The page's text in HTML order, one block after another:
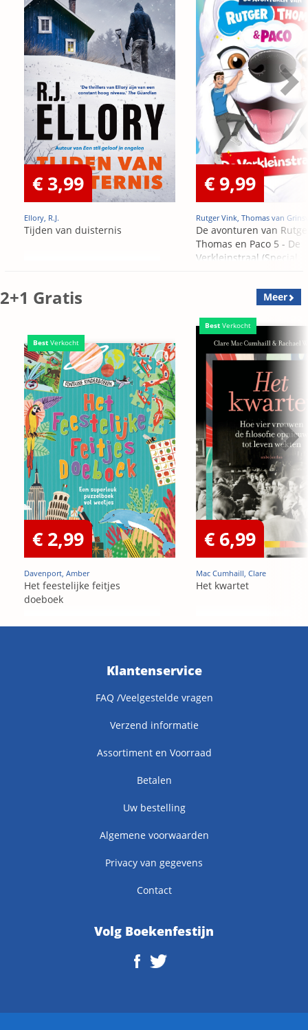
€ 3,99
Ellory, R.J.
Tijden van duisternis
€ 9,99
Rutger Vink, Thomas van
De avonturen van
Thomas en Paco 5 - De
Verkleinstraal (Special
2+1 Gratis Meer
Best Verkocht
€ 2,99
Davenport, Amber
Het feestelijke feitjes
doeboek
Best Verkocht
€ 6,99
Mac Cumhaill, Clare
Het kwartet
Klantenservice
FAQ /Veelgestelde vragen
Verzend informatie
Assortiment en Voorraad
Betalen
Uw bestelling
Algemene voorwaarden
Privacy van gegevens
Contact
Volg Boekenfestijn